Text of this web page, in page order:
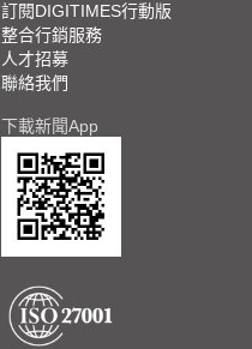
訂閱DIGITIMES行動版
整合行銷服務
人才招募
聯絡我們
下載新聞App